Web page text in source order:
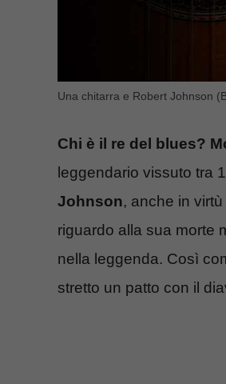
Una chitarra e Robert Johnson
Chi è il re del blues?
leggendario vissuto tra
Johnson, anche in
riguardo alla sua morte
nella leggenda. Così
stretto un patto con il